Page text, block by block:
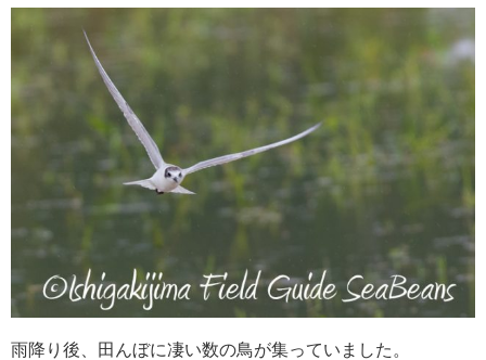
雨降り後、田んぼに凄い数の鳥が集っていました。